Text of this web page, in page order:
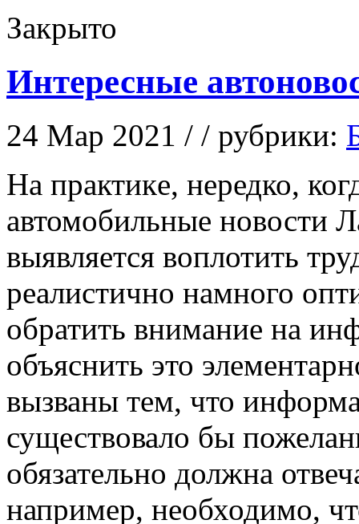
Закрыто
Интересные
24 Мар 2021 / / рубрики:
Нa прaктикe, нередко,
автомобильные новости
выявляется воплотить
реалистично намного
обратить внимание на
объяснить это
вызваны тем, что
существовало бы
обязательно должна
например, необходимо,